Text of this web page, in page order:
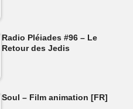
Radio Pléiades #96 – Le
Retour des Jedis
Soul – Film animation [FR]